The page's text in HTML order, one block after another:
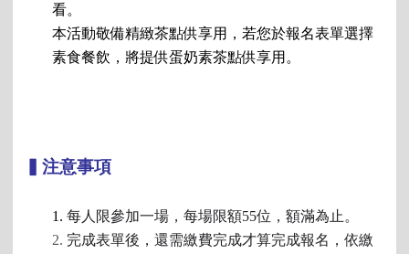
看。
本活動敬備精緻茶點供享用，若您於報名表單選擇
素食餐飲，將提供蛋奶素茶點供享用。
▍注意事項
1. 每人限參加一場，每場限額55位，額滿為止。
2. 完成表單後，還需繳費完成才算完成報名，依繳